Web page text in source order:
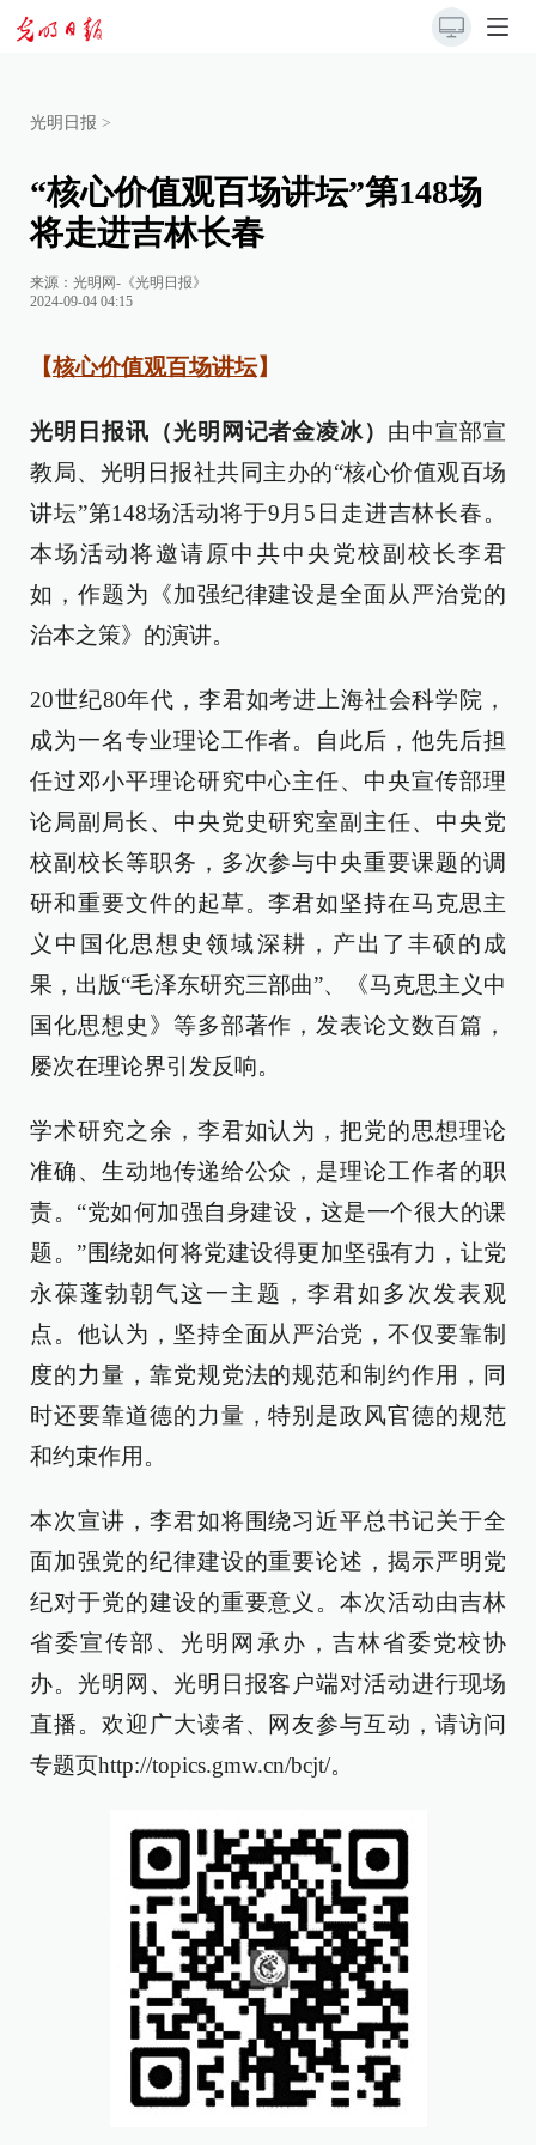
光明日报 >
“核心价值观百场讲坛”第148场
将走进吉林长春
来源： 光明网-《光明日报》
2024-09-04 04:15
【核心价值观百场讲坛】
光明日报讯（光明网记者金凌冰） 由中宣部宣
教局、光明日报社共同主办的“核心价值观百场
讲坛”第148场活动将于9月5日走进吉林长春。
本场活动将邀请原中共中央党校副校长李君
如，作题为《加强纪律建设是全面从严治党的
治本之策》的演讲。
20世纪80年代，李君如考进上海社会科学院，
成为一名专业理论工作者。自此后，他先后担
任过邓小平理论研究中心主任、中央宣传部理
论局副局长、中央党史研究室副主任、中央党
校副校长等职务，多次参与中央重要课题的调
研和重要文件的起草。李君如坚持在马克思主
义中国化思想史领域深耕，产出了丰硕的成
果，出版“毛泽东研究三部曲”、《马克思主义中
国化思想史》等多部著作，发表论文数百篇，
屡次在理论界引发反响。
学术研究之余，李君如认为，把党的思想理论
准确、生动地传递给公众，是理论工作者的职
责。“党如何加强自身建设，这是一个很大的课
题。”围绕如何将党建设得更加坚强有力，让党
永葆蓬勃朝气这一主题，李君如多次发表观
点。他认为，坚持全面从严治党，不仅要靠制
度的力量，靠党规党法的规范和制约作用，同
时还要靠道德的力量，特别是政风官德的规范
和约束作用。
本次宣讲，李君如将围绕习近平总书记关于全
面加强党的纪律建设的重要论述，揭示严明党
纪对于党的建设的重要意义。本次活动由吉林
省委宣传部、光明网承办，吉林省委党校协
办。光明网、光明日报客户端对活动进行现场
直播。欢迎广大读者、网友参与互动，请访问
专题页http://topics.gmw.cn/bcjt/。